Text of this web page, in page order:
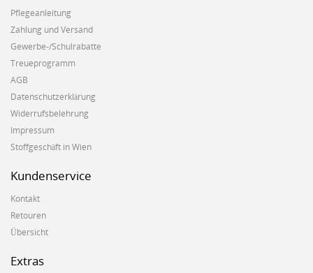
Pflegeanleitung
Zahlung und Versand
Gewerbe-/Schulrabatte
Treueprogramm
AGB
Datenschutzerklärung
Widerrufsbelehrung
Impressum
Stoffgeschäft in Wien
Kundenservice
Kontakt
Retouren
Übersicht
Extras